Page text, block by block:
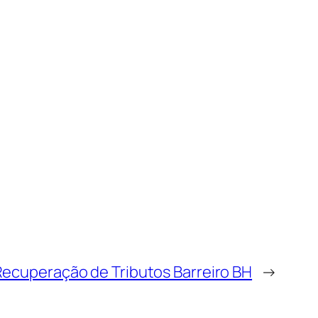
de Tributos Barreiro BH →